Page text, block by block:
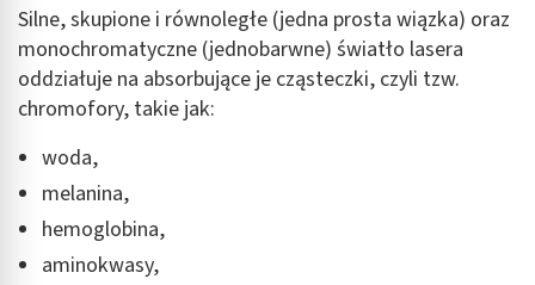
Silne, skupione i równoległe (jedna prosta wiązka) oraz
monochromatyczne (jednobarwne) światło lasera
oddziałuje na absorbujące je cząsteczki, czyli tzw.
chromofory, takie jak:
woda,
melanina,
hemoglobina,
aminokwasy,